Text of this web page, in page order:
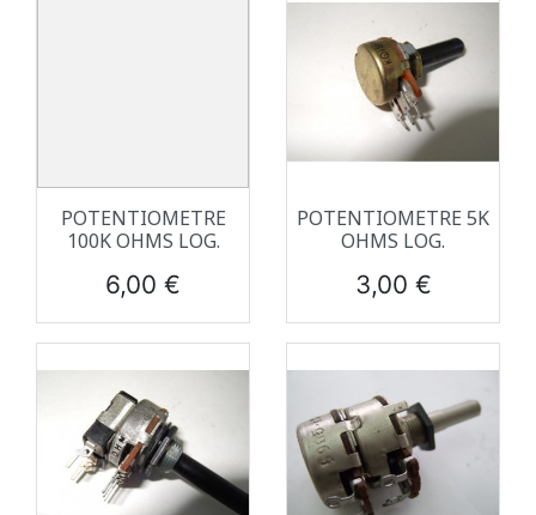
POTENTIOMETRE
100K OHMS LOG.
Prix
6,00 €
POTENTIOMETRE 5K
OHMS LOG.
Prix
3,00 €